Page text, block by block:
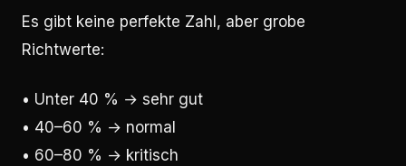
Es gibt keine perfekte Zahl, aber grobe
Richtwerte:
• Unter 40 % → sehr gut
• 40–60 % → normal
• 60–80 % → kritisch